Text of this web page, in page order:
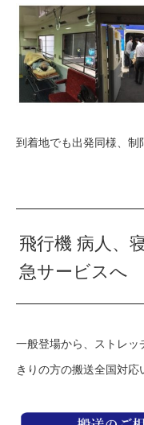
到着地でも出発同様、制
飛行機 病人、
急サービスへ
一般登場から、ストレッ
きりの方の搬送全国対応